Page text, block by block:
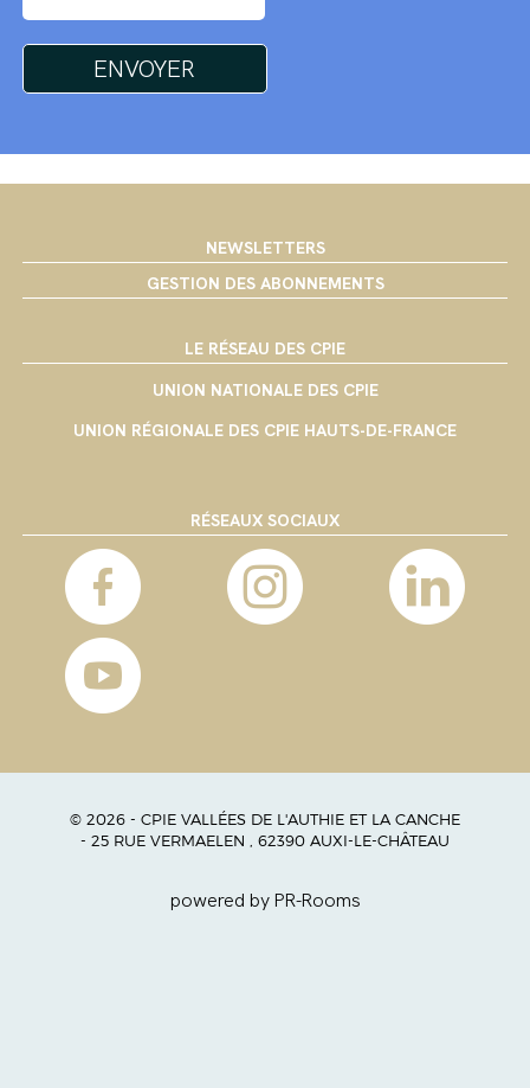
NEWSLETTERS
GESTION DES ABONNEMENTS
LE RÉSEAU DES CPIE
UNION NATIONALE DES CPIE
UNION RÉGIONALE DES CPIE HAUTS-DE-FRANCE
RÉSEAUX SOCIAUX
© 2026 - CPIE VALLÉES DE L'AUTHIE ET LA CANCHE
- 25 RUE VERMAELEN , 62390 AUXI-LE-CHÂTEAU
powered by PR-Rooms